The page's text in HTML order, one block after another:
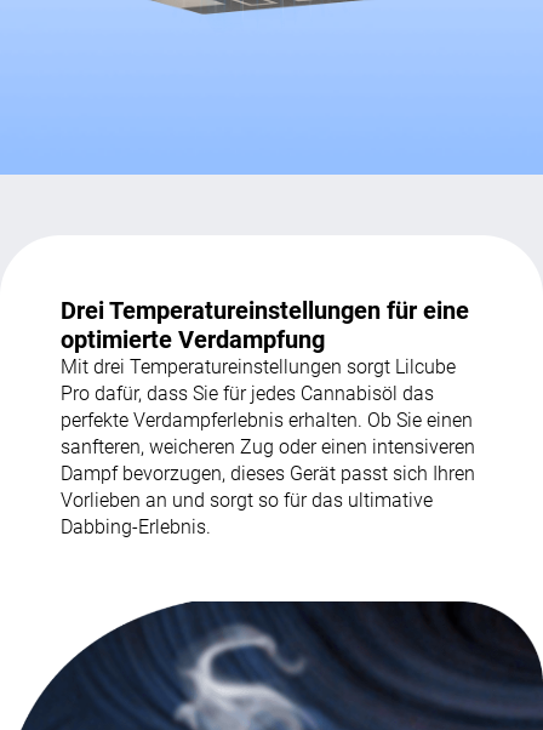
Drei Temperatureinstellungen für eine
optimierte Verdampfung
Mit drei Temperatureinstellungen sorgt Lilcube
Pro dafür, dass Sie für jedes Cannabisöl das
perfekte Verdampferlebnis erhalten. Ob Sie einen
sanfteren, weicheren Zug oder einen intensiveren
Dampf bevorzugen, dieses Gerät passt sich Ihren
Vorlieben an und sorgt so für das ultimative
Dabbing-Erlebnis.